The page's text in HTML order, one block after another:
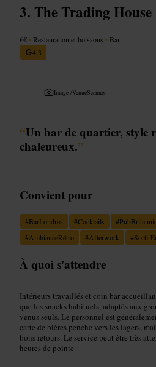
The Trading
€€ • Restauration et boissons • Bar
4,3
Image /VenueScanner
“Un bar de quartier, style
chaleureux.”
Convient pour
#BarLondres #Cocktails #
#AmbianceRétro #Afterwork #
À quoi s'attendre
Intérieurs travaillés et coin bar
que les snacks habituels, adaptés aux
venus seuls. Le personnel est
carte de bières penche vers les lagers,
bons retours. Le service peut être très
heures de pointe.